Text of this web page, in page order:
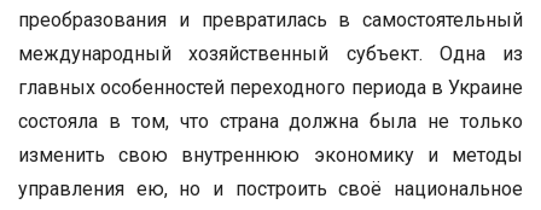
преобразования и превратилась в самостоятельный
международный хозяйственный субъект. Одна из
главных особенностей переходного периода в Украине
состояла в том, что страна должна была не только
изменить свою внутреннюю экономику и методы
управления ею, но и построить своё национальное